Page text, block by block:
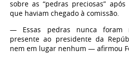
sobre as “pedras preciosas”
que haviam chegado à comissão.
— Essas pedras nunca foram
presente ao presidente da
nem em lugar nenhum — afirmou